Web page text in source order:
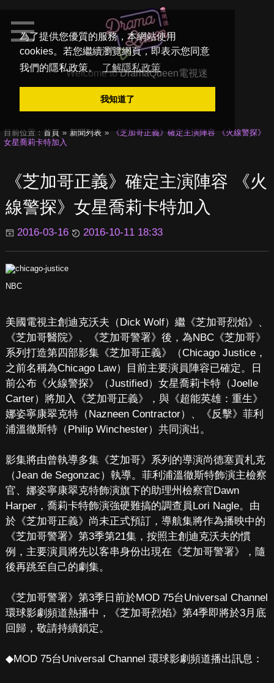
為了提供您優質的服務，本網站使用
cookies。若您繼續瀏覽網頁，即表示您同意
我們的隱私政策。
了解隱私政策
我知道了
Welcome toDramaQueen電視迷
目前位置： 首頁 新聞列表
《芝加哥正義》確定主演陣容 《火線警探》
女星喬莉卡特加入
《芝加哥正義》確定主演陣容 《火
線警探》女星喬莉卡特加入
2016-03-16 2016-10-11 18:33
NBC
美國電視主創迪克沃夫（Dick Wolf）繼《芝加哥烈焰》、
《芝加哥醫院》、《芝加哥警署》後，為NBC《芝加哥》
系列打造第四部影集《芝加哥正義》（Chicago Justice，
之前名稱為Chicago Law）目前主要演員陣容已確定。日
前公布《火線警探》（Justified）女星喬莉卡特（Joelle
Carter）將加入《芝加哥正義》，與《超能英雄：重生》
娜姿寧康翠克特（Nazneen Contractor）、《反擊》菲利
浦溫徹斯特（Philip Winchester）共同演出。
影集將由曾執導多集《芝加哥》系列的導演尚德塞貢札克
（Jean de Segonzac）執導。菲利浦溫徹斯特飾演主檢察
官、娜姿寧康翠克特飾演旗下的助理州檢察官Dawn
Harper，喬莉卡特飾演強硬難搞的調查員Lori Nagle。由
於《芝加哥正義》尚未正式預訂，導航集將作為播映中的
《芝加哥警署》第3季第21集，按照主創迪克沃夫的慣
例，主要演員將先以客串身份出現在《芝加哥警署》，隨
後再跳至自己的劇集。
《芝加哥警署》第3季日前於MOD 75台Universal Channel
環球影劇頻道熱播中，《芝加哥烈焰》第4季即將於3月底
回歸，敬請持續鎖定。
◆MOD 75台Universal Channel 環球影劇頻道播出訊息：